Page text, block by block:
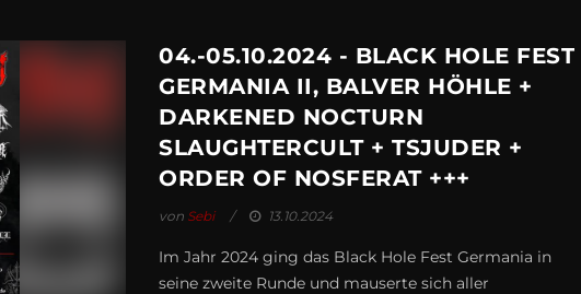
04.-05.10.2024 - BLACK HOLE FEST
GERMANIA II, BALVER HÖHLE +
DARKENED NOCTURN
SLAUGHTERCULT + TSJUDER +
ORDER OF NOSFERAT +++
von Sebi 13.10.2024
Im Jahr 2024 ging das Black Hole Fest Germania in
seine zweite Runde und mauserte sich aller